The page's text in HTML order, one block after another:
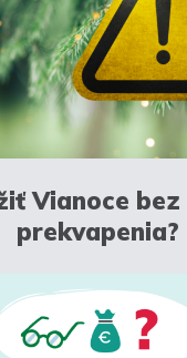
Vianoce bez
prekvapenia?